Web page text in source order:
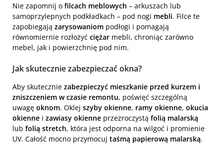
Nie zapomnij o filcach meblowych – arkuszach lub
samoprzylepnych podkładkach – pod nogi mebli. Filce te
zapobiegają zarysowaniom podłogi i pomagają
równomiernie rozłożyć ciężar mebli, chroniąc zarówno
mebel, jak i powierzchnię pod nim.
Jak skutecznie zabezpieczać okna?
Aby skutecznie zabezpieczyć mieszkanie przed kurzem i
zniszczeniem w czasie remontu, poświęć szczególną
uwagę oknom. Oklej szyby okienne, ramy okienne, okucia
okienne i zawiasy okienne przezroczystą folią malarską
lub folią stretch, która jest odporna na wilgoć i promienie
UV. Całość mocno przymocuj taśmą papierową malarską.